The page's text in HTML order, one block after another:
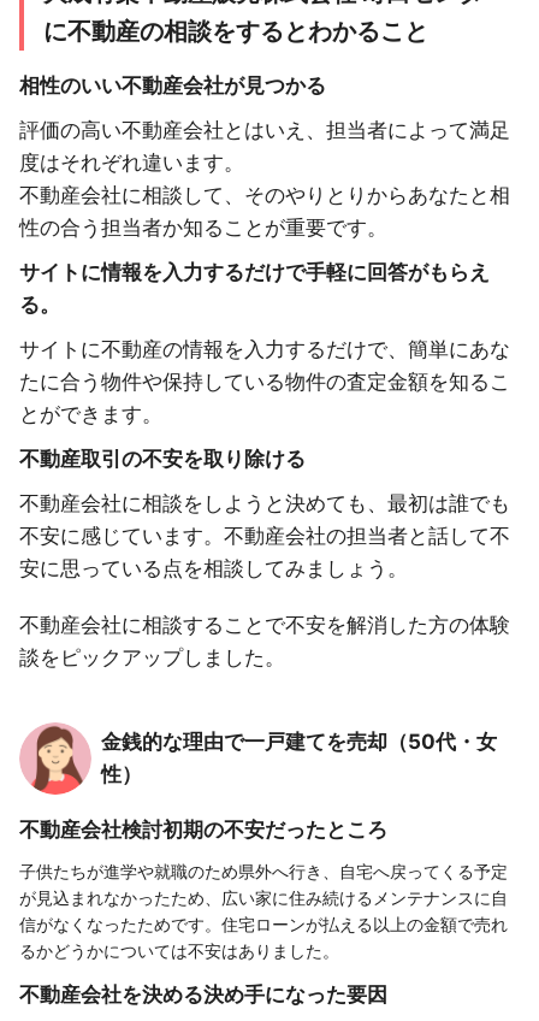
に不動産の相談をするとわかること
相性のいい不動産会社が見つかる
評価の高い不動産会社とはいえ、担当者によって満足
度はそれぞれ違います。
不動産会社に相談して、そのやりとりからあなたと相
性の合う担当者か知ることが重要です。
サイトに情報を入力するだけで手軽に回答がもらえ
る。
サイトに不動産の情報を入力するだけで、簡単にあな
たに合う物件や保持している物件の査定金額を知るこ
とができます。
不動産取引の不安を取り除ける
不動産会社に相談をしようと決めても、最初は誰でも
不安に感じています。不動産会社の担当者と話して不
安に思っている点を相談してみましょう。
不動産会社に相談することで不安を解消した方の体験
談をピックアップしました。
金銭的な理由で一戸建てを売却（50代・女
性）
不動産会社検討初期の不安だったところ
子供たちが進学や就職のため県外へ行き、自宅へ戻ってくる予定
が見込まれなかったため、広い家に住み続けるメンテナンスに自
信がなくなったためです。住宅ローンが払える以上の金額で売れ
るかどうかについては不安はありました。
不動産会社を決める決め手になった要因